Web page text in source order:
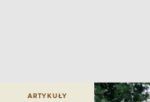
ARTYKUŁY